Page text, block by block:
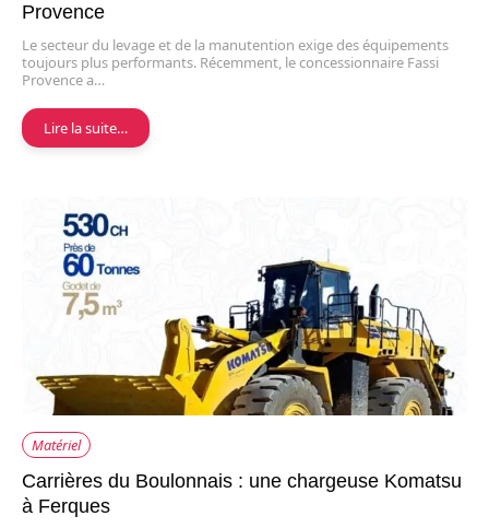
Provence
Le secteur du levage et de la manutention exige des équipements
toujours plus performants. Récemment, le concessionnaire Fassi
Provence a…
Lire la suite…
Matériel
Carrières du Boulonnais : une chargeuse Komatsu
à Ferques